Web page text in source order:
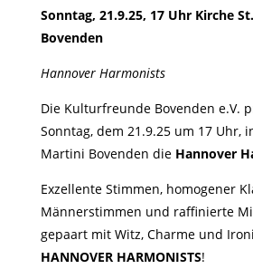
Sonntag, 21.9.25, 17 Uhr Kirche
Bovenden
Hannover Harmonists
Die Kulturfreunde Bovenden e.V.
Sonntag, dem 21.9.25 um 17 Uhr,
Martini Bovenden die Hannover
Exzellente Stimmen, homogener
Männerstimmen und raffinierte
gepaart mit Witz, Charme und
HANNOVER HARMONISTS!